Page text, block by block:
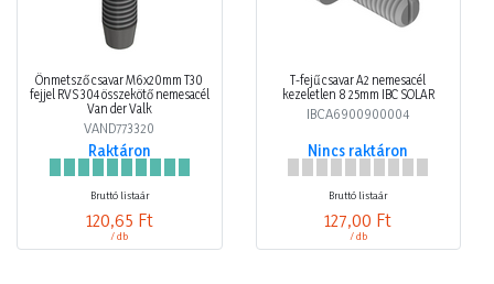
Önmetsző csavar M6x20mm T30
fejjel RVS 304 összekötő nemesacél
Van der Valk
VAND773320
Raktáron
Bruttó listaár
120,65 Ft
/ db
T-fejű csavar A2 nemesacél
kezeletlen 8 25mm IBC SOLAR
IBCA6900900004
Nincs raktáron
Bruttó listaár
127,00 Ft
/ db